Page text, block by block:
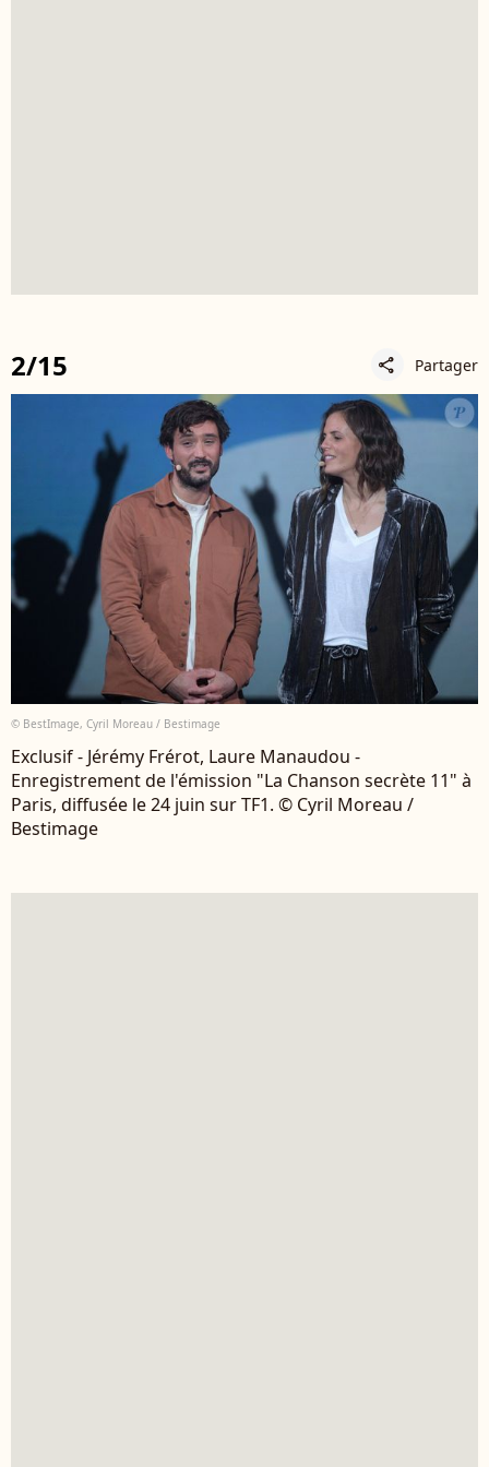
2/15 share Partager
© BestImage, Cyril Moreau / Bestimage
Exclusif - Jérémy Frérot, Laure Manaudou -
Enregistrement de l'émission "La Chanson secrète 11" à
Paris, diffusée le 24 juin sur TF1. © Cyril Moreau /
Bestimage